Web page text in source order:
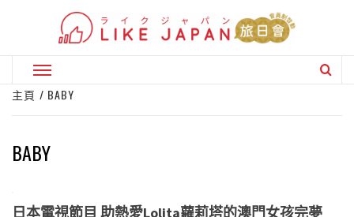
Primary
Menu
主頁 BABY
BABY
日本電視節目 助熱愛Lolita蘿莉塔的澳門女孩完夢